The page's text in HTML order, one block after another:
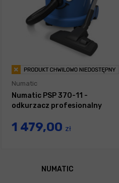
Numatic
Numatic PSP 370-11 -
odkurzacz profesionalny
1 479,00 zł
NUMATIC